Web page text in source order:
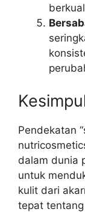
Pendekatan
dalam dunia
untuk
kulit dari
tepat